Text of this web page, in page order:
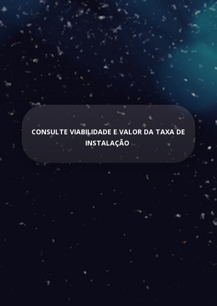
Upload: 60
Mbps
CONSULTE VIABILIDADE E VALOR DA TAXA DE
INSTALAÇÃO